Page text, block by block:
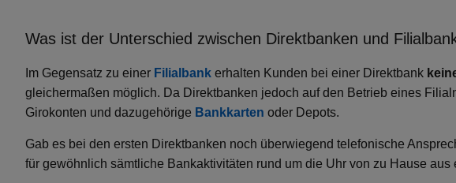
Was ist der Unterschied zwischen Direktbanken und
Im Gegensatz zu einer Filialbank erhalten Kunden bei einer Direktbank
gleichermaßen möglich. Da Direktbanken jedoch auf den Betrieb eines
Girokonten und dazugehörige Bankkarten oder Depots.
Gab es bei den ersten Direktbanken noch überwiegend telefonische
für gewöhnlich sämtliche Bankaktivitäten rund um die Uhr von zu Hause aus